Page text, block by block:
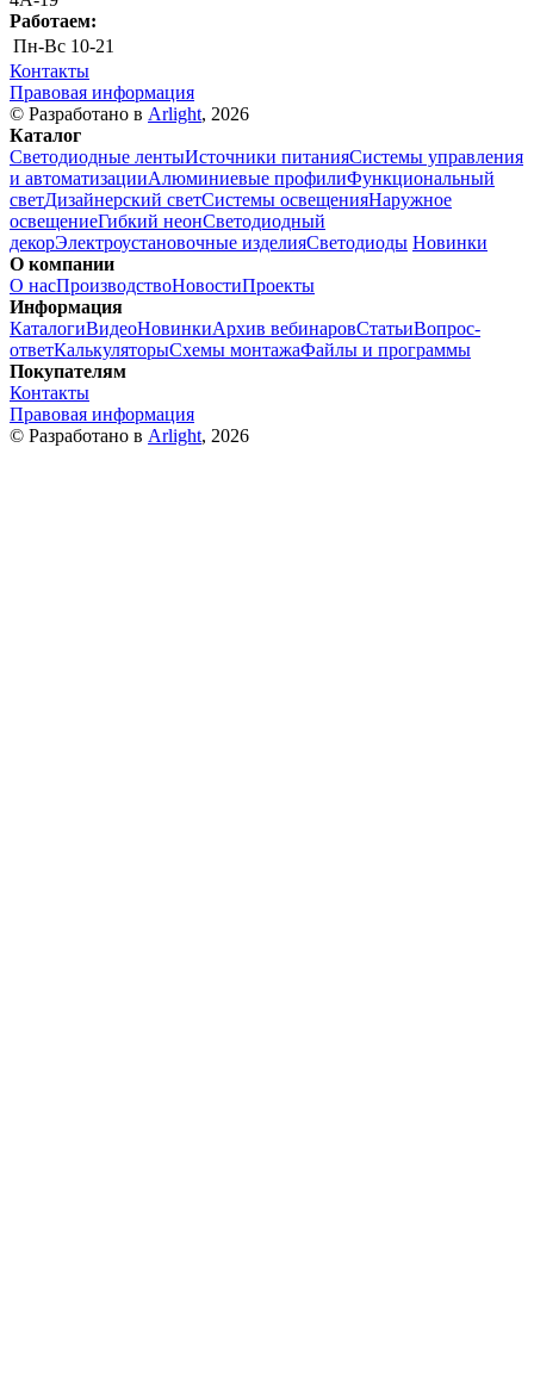
Работаем:
Пн-Вс 10-21
Контакты
Правовая информация
© Разработано в Arlight, 2026
Каталог
Светодиодные лентыИсточники питанияСистемы управления
и автоматизацииАлюминиевые профилиФункциональный
светДизайнерский светСистемы освещенияНаружное
освещениеГибкий неонСветодиодный
декорЭлектроустановочные изделияСветодиоды Новинки
О компании
О насПроизводствоНовостиПроекты
Информация
КаталогиВидеоНовинкиАрхив вебинаровСтатьиВопрос-
ответКалькуляторыСхемы монтажаФайлы и программы
Покупателям
Контакты
Правовая информация
© Разработано в Arlight, 2026